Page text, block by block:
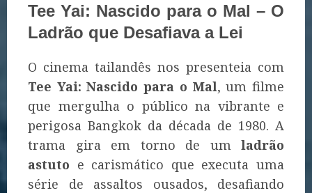
Tee Yai: Nascido para o Mal – O
Ladrão que Desafiava a Lei
O cinema tailandês nos presenteia com
Tee Yai: Nascido para o Mal, um filme
que mergulha o público na vibrante e
perigosa Bangkok da década de 1980. A
trama gira em torno de um ladrão
astuto e carismático que executa uma
série de assaltos ousados, desafiando